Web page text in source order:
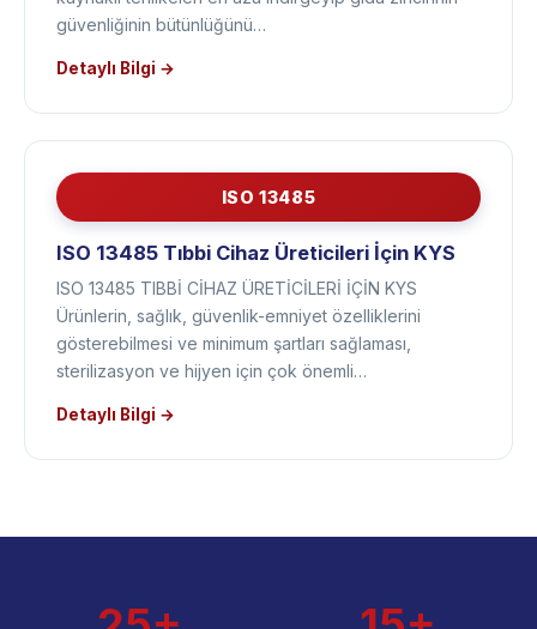
kaynaklı tehlikeleri en aza indirgeyip gıda zincirinin
güvenliğinin bütünlüğünü…
ISO 13485
ISO 13485 Tıbbi Cihaz Üreticileri İçin KYS
ISO 13485 TIBBİ CİHAZ ÜRETİCİLERİ İÇİN KYS
Ürünlerin, sağlık, güvenlik-emniyet özelliklerini
gösterebilmesi ve minimum şartları sağlaması,
sterilizasyon ve hijyen için çok önemli…